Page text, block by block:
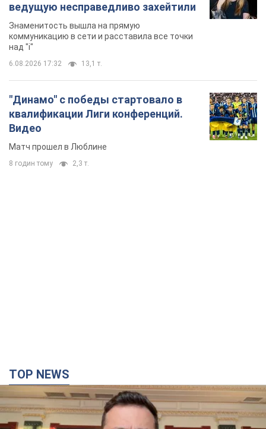
ведущую несправедливо захейтили
Знаменитость вышла на прямую
коммуникацию в сети и расставила все точки
над "i"
6.08.2026 17:32 13,1 т.
"Динамо" с победы стартовало в
квалификации Лиги конференций.
Видео
Матч прошел в Люблине
8 годин тому 2,3 т.
TOP NEWS